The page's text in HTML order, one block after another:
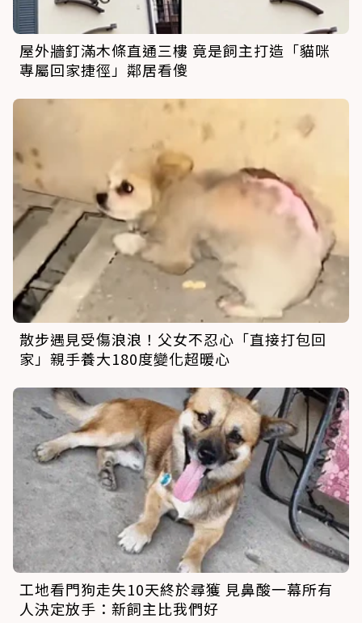
屋外牆釘滿木條直通三樓 竟是飼主打造「貓咪
專屬回家捷徑」鄰居看傻
散步遇見受傷浪浪！父女不忍心「直接打包回
家」親手養大180度變化超暖心
工地看門狗走失10天終於尋獲 見鼻酸一幕所有
人決定放手：新飼主比我們好